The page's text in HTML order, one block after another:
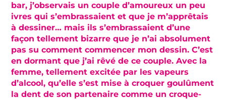
bar, j’observais un couple d’amoureux un peu
ivres qui s’embrassaient et que je m’apprêtais
à dessiner… mais ils s’embrassaient d’une
façon tellement bizarre que je n’ai absolument
pas su comment commencer mon dessin. C’est
en dormant que j’ai rêvé de ce couple. Avec la
femme, tellement excitée par les vapeurs
d’alcool, qu’elle s’est mise à croquer goulûment
la dent de son partenaire comme un croque-